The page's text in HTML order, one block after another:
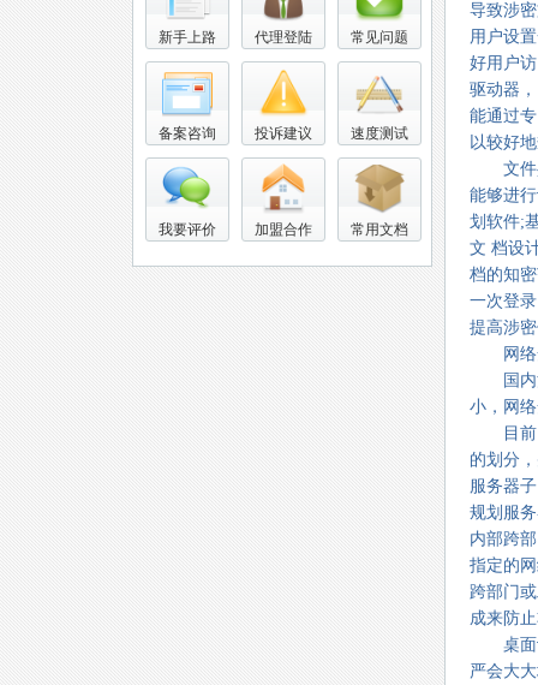
新手上路 代理登陆 常见问题
备案咨询 投诉建议 速度测试
我要评价 加盟合作 常用文档
导致涉
用户设
好用户
驱动器
能通过
以较好
文件共
能够进
划软件;
文 档设
档的知
一次登
提高涉
网络
国内涉
小，网
目前国
的划分
服务器
规划服
内部跨
指定的
跨部门
成来防
桌面计
严会大